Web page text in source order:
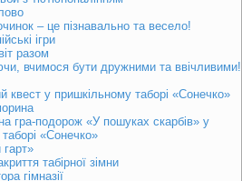
– це пізнавально та весело!
ігри
разом
вчимося бути дружними та ввічливими!
квест у пришкільному таборі «Сонечко»
гра-подорож «У пошуках скарбів» у
«Сонечко»
гарт»
табірної зімни
гімназії